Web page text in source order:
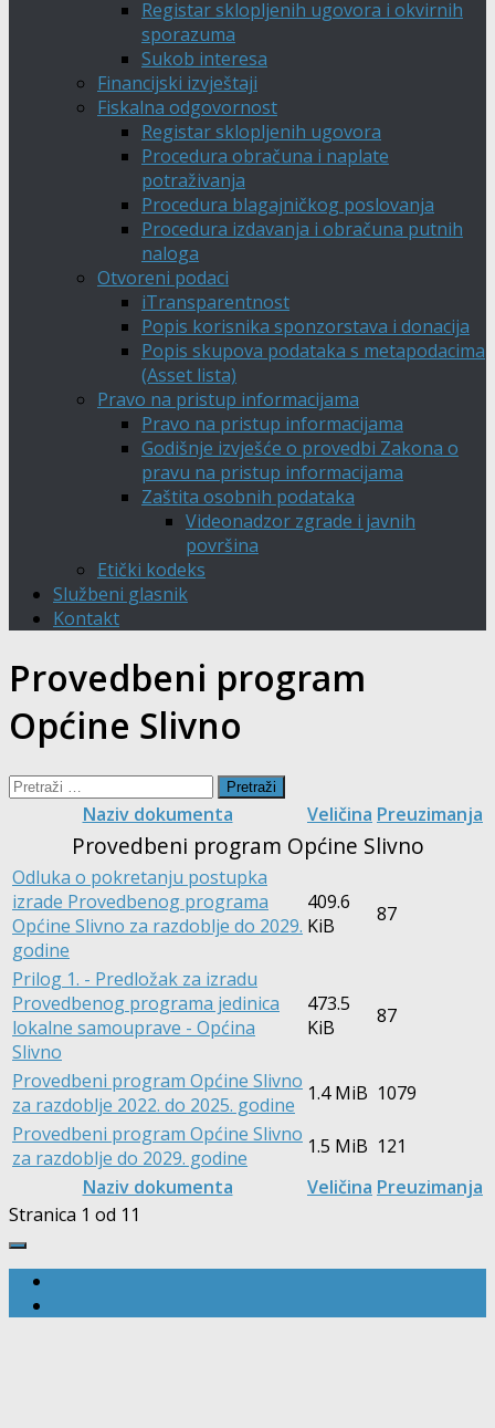
Registar sklopljenih ugovora i okvirnih
sporazuma
Sukob interesa
Financijski izvještaji
Fiskalna odgovornost
Registar sklopljenih ugovora
Procedura obračuna i naplate
potraživanja
Procedura blagajničkog poslovanja
Procedura izdavanja i obračuna putnih
naloga
Otvoreni podaci
iTransparentnost
Popis korisnika sponzorstava i donacija
Popis skupova podataka s metapodacima
(Asset lista)
Pravo na pristup informacijama
Pravo na pristup informacijama
Godišnje izvješće o provedbi Zakona o
pravu na pristup informacijama
Zaštita osobnih podataka
Videonadzor zgrade i javnih
površina
Etički kodeks
Službeni glasnik
Kontakt
Provedbeni program
Općine Slivno
Pretraži:
Naziv dokumenta
Veličina Preuzimanja
Naziv dokumenta Veličina Preuzimanja
Provedbeni program Općine Slivno
Odluka o pokretanju postupka
izrade Provedbenog programa
Općine Slivno za razdoblje do 2029.
godine
409.6
KiB
87
Prilog 1. - Predložak za izradu
Provedbenog programa jedinica
lokalne samouprave - Općina
Slivno
473.5
KiB
87
Provedbeni program Općine Slivno
za razdoblje 2022. do 2025. godine
1.4 MiB 1079
Provedbeni program Općine Slivno
za razdoblje do 2029. godine
1.5 MiB 121
Stranica 1 od 1 1